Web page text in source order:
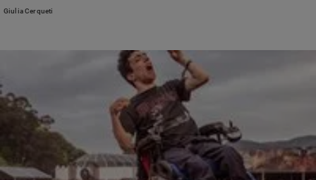
indipendentisti, che si sono riversati all'aeroporto e si sono scontrati con la
Giulia Cerqueti